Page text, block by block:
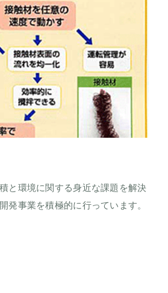
と環境に関する身近な課題を解決
発事業を積極的に行っています。